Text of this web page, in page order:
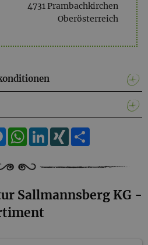
4731 Prambachkirchen
Oberösterreich
MessengerWhatsApp
LinkedIn
XING
Sallmannsberg KG -